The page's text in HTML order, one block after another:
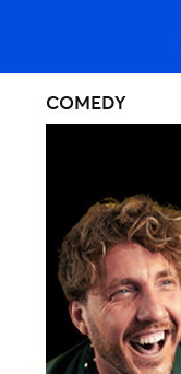
COMEDY